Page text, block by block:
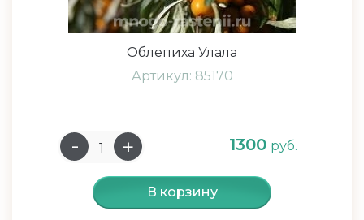
Облепиха Улала
Артикул: 85170
1300 руб.
В корзину